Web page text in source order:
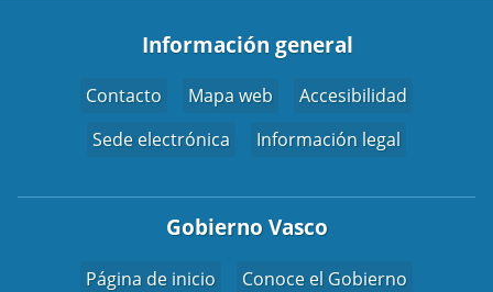
Información general
Contacto Mapa web
Accesibilidad
Sede electrónica
Información legal
Gobierno Vasco
Página de inicio
Conoce el Gobierno